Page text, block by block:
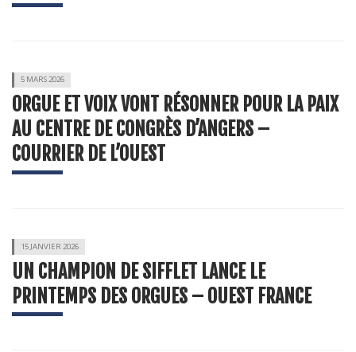
5 MARS 2026
ORGUE ET VOIX VONT RÉSONNER POUR LA PAIX
AU CENTRE DE CONGRÈS D’ANGERS –
COURRIER DE L’OUEST
15 JANVIER 2026
UN CHAMPION DE SIFFLET LANCE LE
PRINTEMPS DES ORGUES – OUEST FRANCE